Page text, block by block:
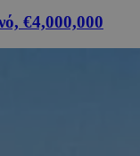
€4,000,000